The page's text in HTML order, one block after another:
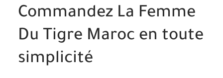
Commandez La Femme
Du Tigre Maroc en toute
simplicité